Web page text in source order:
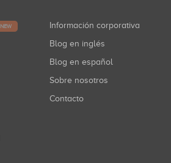
NEW
Información corporativa
Blog en inglés
Blog en español
Sobre nosotros
Contacto